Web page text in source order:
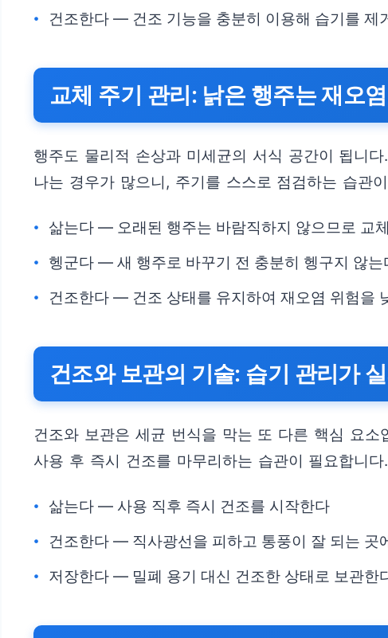
건조한다 — 건조 기능을 충분히 이용해 습기를 제
교체 주기 관리: 낡은 행주는 재오
행주도 물리적 손상과 미세균의 서식 공간이 됩니
나는 경우가 많으니, 주기를 스스로 점검하는 습관
삶는다 — 오래된 행주는 바람직하지 않으므로 교
헹군다 — 새 행주로 바꾸기 전 충분히 헹구지 않는
건조한다 — 건조 상태를 유지하여 재오염 위험을
건조와 보관의 기술: 습기 관리가
건조와 보관은 세균 번식을 막는 또 다른 핵심 요
사용 후 즉시 건조를 마무리하는 습관이 필요합니다.
삶는다 — 사용 직후 즉시 건조를 시작한다
건조한다 — 직사광선을 피하고 통풍이 잘 되는 곳
저장한다 — 밀폐 용기 대신 건조한 상태로 보관한